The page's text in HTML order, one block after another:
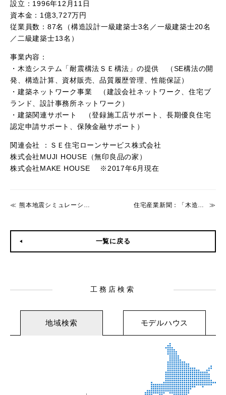
設立：1996年12月11日
資本金：1億3,727万円
従業員数：87名（構造設計一級建築士3名／一級建築士20名
／二級建築士13名）
事業内容：
・木造システム「耐震構法ＳＥ構法」の提供 （SE構法の開
発、構造計算、資材販売、品質履歴管理、性能保証）
・建築ネットワーク事業 （建設会社ネットワーク、住宅ブ
ランド、設計事務所ネットワーク）
・建築関連サポート （登録施工店サポート、長期優良住宅
認定申請サポート、保険金融サポート）
関連会社 ：ＳＥ住宅ローンサービス株式会社
株式会社MUJI HOUSE（無印良品の家）
株式会社MAKE HOUSE ※2017年6月現在
熊本地震シミュレーション検証 住宅産業新聞：「木造住宅ＢＩＭの新たな可能性 第3回」が掲載
一覧に戻る
工務店検索
地域検索 モデルハウス